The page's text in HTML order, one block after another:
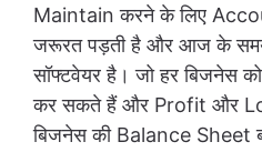
Maintain करने के लिए
जरूरत पड़ती है और आज के
सॉफ्टवेयर है। जो हर बिजनेस
कर सकते हैं और Profit और
बिजनेस की Balance Sheet